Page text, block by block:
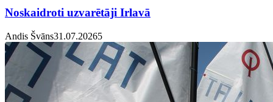
Noskaidroti uzvarētāji Irlavā
Andis Švāns31.07.20265